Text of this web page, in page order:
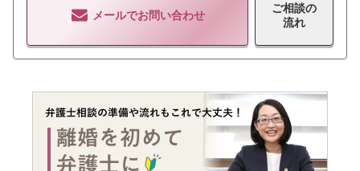
メールでお問い合わせ
ご相談の
流れ